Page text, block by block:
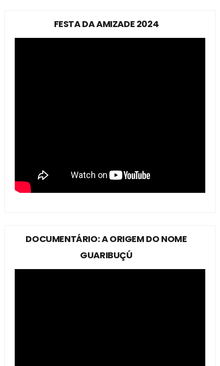
FESTA DA AMIZADE 2024
DOCUMENTÁRIO: A ORIGEM DO NOME
GUARIBUÇÚ